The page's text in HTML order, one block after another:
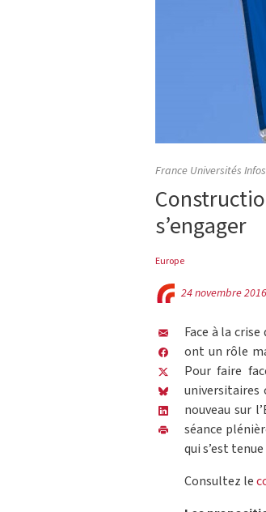
France Universités Infos
s’engager
Europe
24 novembre 2016
Face à la
ont un rôle
Pour faire
universitaires
nouveau sur
séance
qui s’est
Consultez le